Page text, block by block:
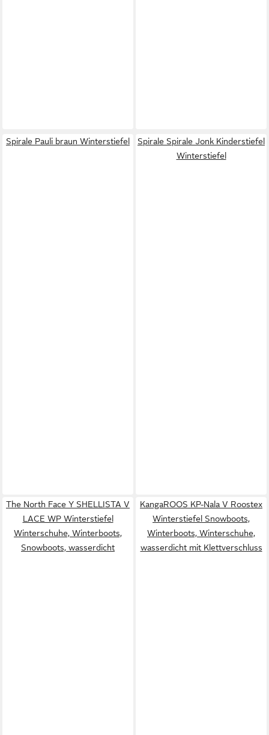
Spirale Pauli braun Winterstiefel
Spirale Spirale Jonk Kinderstiefel
Winterstiefel
The North Face Y SHELLISTA V
LACE WP Winterstiefel
Winterschuhe, Winterboots,
Snowboots, wasserdicht
KangaROOS KP-Nala V Roostex
Winterstiefel Snowboots,
Winterboots, Winterschuhe,
wasserdicht mit Klettverschluss